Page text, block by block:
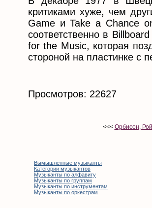
критиками хуже, чем
Game и Take a Chance
соответственно в
for the Music, которая
стороной на пластинке с
Просмотров: 22627
<<< Орбисон, Рой
Вымышленные музыканты
Категории музыкантов
Музыканты по алфавиту
Музыканты по группам
Музыканты по инструментам
Музыканты по оркестрам